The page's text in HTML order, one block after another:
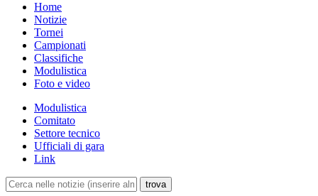
Home
Notizie
Tornei
Campionati
Classifiche
Modulistica
Foto e video
Modulistica
Comitato
Settore tecnico
Ufficiali di gara
Link